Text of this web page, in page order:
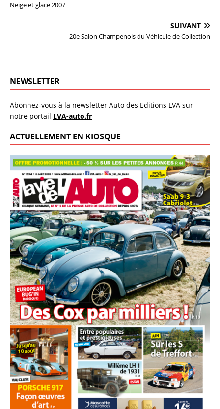
Neige et glace 2007
SUIVANT
20e Salon Champenois du Véhicule de Collection
NEWSLETTER
Abonnez-vous à la newsletter Auto des Éditions LVA sur
notre portail LVA-auto.fr
ACTUELLEMENT EN KIOSQUE